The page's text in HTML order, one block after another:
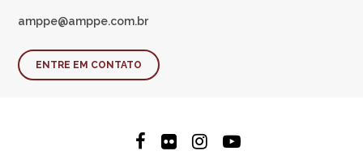
amppe@amppe.com.br
ENTRE EM CONTATO